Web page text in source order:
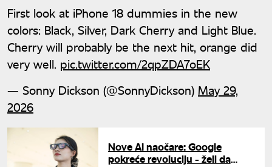
First look at iPhone 18 dummies in the new
colors: Black, Silver, Dark Cherry and Light Blue.
Cherry will probably be the next hit, orange did
very well. pic.twitter.com/2qpZDA7oEK
— Sonny Dickson (@SonnyDickson) May 29,
2026
Nove AI naočare: Google
pokreće revoluciju - želi da